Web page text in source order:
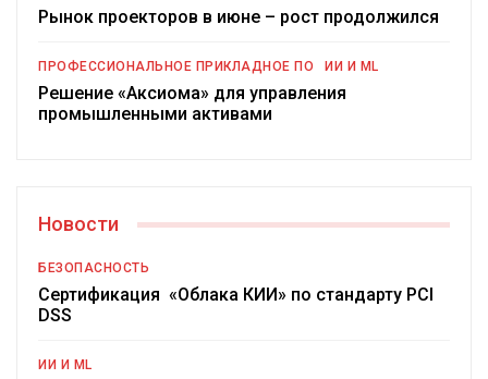
Рынок проекторов в июне – рост продолжился
ПРОФЕССИОНАЛЬНОЕ ПРИКЛАДНОЕ ПО ИИ И ML
Решение «Аксиома» для управления
промышленными активами
Новости
БЕЗОПАСНОСТЬ
Сертификация «Облака КИИ» по стандарту PCI
DSS
ИИ И ML